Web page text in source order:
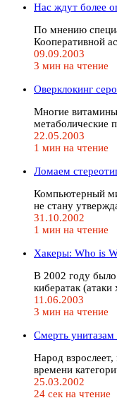
Нас ждут более
По мнению
Кооперативной
09.09.2003
3 мин на чтение
Оверклокинг
Многие
метаболические
22.05.2003
1 мин на чтение
Ломаем
Компьютерный
не стану
31.10.2002
1 мин на чтение
Хакеры: Who is
В 2002 году было
кибератак
11.06.2003
3 мин на чтение
Смерть
Народ
времени
25.03.2002
24 сек на чтение